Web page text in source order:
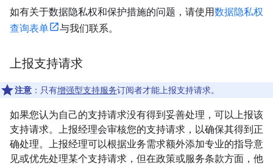
如有关于数据隐私权和保护措施的问题，请使用数据隐私权
查询表单
与我们联系。
上报支持请求
注意 ：只有增强型支持服务订阅者才能上报支持请求。
如果您认为自己的支持请求没有得到妥善处理，可以上报该
支持请求。上报经理会审核您的支持请求，以确保其得到正
确处理。上报经理可以根据业务需求额外添加专业的指导意
见或优先处理某个支持请求，但在政策或服务条款方面，他